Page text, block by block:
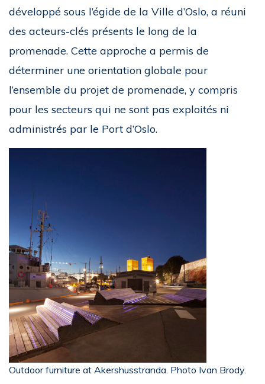
développé sous l’égide de la Ville d’Oslo, a réuni
des acteurs-clés présents le long de la
promenade. Cette approche a permis de
déterminer une orientation globale pour
l’ensemble du projet de promenade, y compris
pour les secteurs qui ne sont pas exploités ni
administrés par le Port d’Oslo.
Outdoor furniture at Akershusstranda. Photo Ivan Brody.